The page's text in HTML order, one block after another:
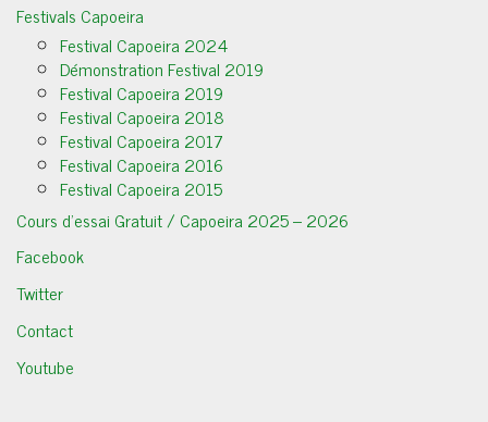
Festivals Capoeira
Festival Capoeira 2024
Démonstration Festival 2019
Festival Capoeira 2019
Festival Capoeira 2018
Festival Capoeira 2017
Festival Capoeira 2016
Festival Capoeira 2015
Cours d’essai Gratuit / Capoeira 2025 – 2026
Facebook
Twitter
Contact
Youtube